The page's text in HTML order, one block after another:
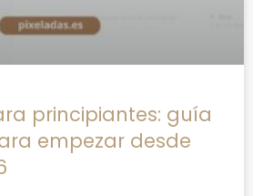
principiantes: guía
empezar desde